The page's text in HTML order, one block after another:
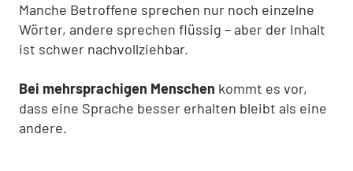
Manche Betroffene sprechen nur noch einzelne
Wörter, andere sprechen flüssig – aber der Inhalt
ist schwer nachvollziehbar.
Bei mehrsprachigen Menschen kommt es vor,
dass eine Sprache besser erhalten bleibt als eine
andere.